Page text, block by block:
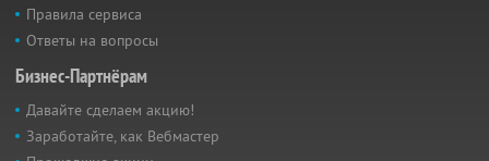
Правила сервиса
Ответы на вопросы
Бизнес-Партнёрам
Давайте сделаем акцию!
Заработайте, как Вебмастер